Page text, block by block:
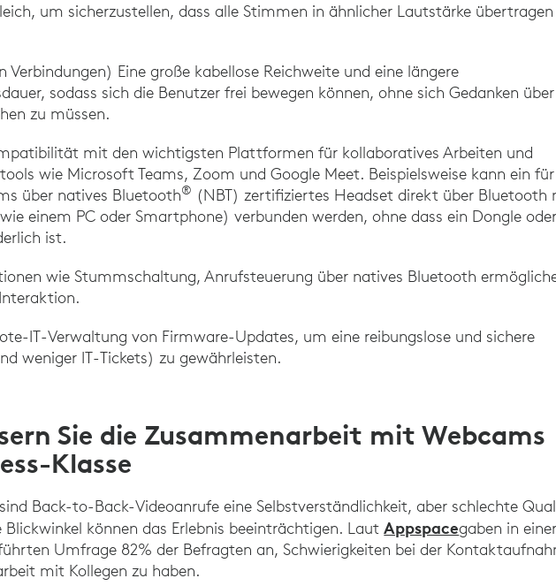
um sicherzustellen, dass alle Stimmen in ähnlicher Lautstärke übertragen
Verbindungen) Eine große kabellose Reichweite und eine längere
sodass sich die Benutzer frei bewegen können, ohne sich Gedanken
zu müssen.
mit den wichtigsten Plattformen für kollaboratives Arbeiten und
wie Microsoft Teams, Zoom und Google Meet. Beispielsweise kann ein für
über natives Bluetooth® (NBT) zertifiziertes Headset direkt über Bluetooth
einem PC oder Smartphone) verbunden werden, ohne dass ein Dongle
ist.
wie Stummschaltung, Anrufsteuerung über natives Bluetooth
IT-Verwaltung von Firmware-Updates, um eine reibungslose und sichere
weniger IT-Tickets) zu gewährleisten.
Sie die Zusammenarbeit mit Webcams
Klasse
Back-to-Back-Videoanrufe eine Selbstverständlichkeit, aber schlechte
können das Erlebnis beeinträchtigen. LautAppspacegaben in einer
Umfrage 82% der Befragten an, Schwierigkeiten bei der
mit Kollegen zu haben.